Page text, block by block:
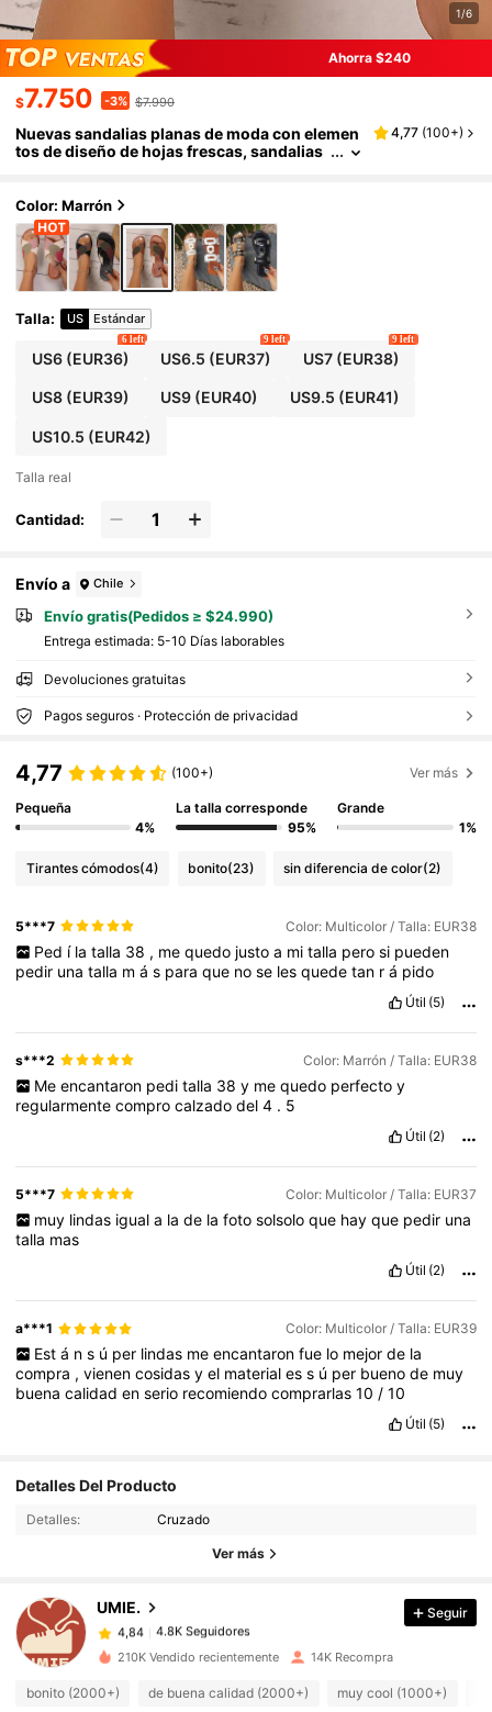
1/6
Ahorra $240
$7.750 -3% $7.990
Nuevas sandalias planas de moda con elemen
tos de diseño de hojas frescas, sandalias
cnics al aire libre, color rosa y blanco
4,77 (100+)
Color: Marrón
Talla: US Estándar
US6(EUR36)
6 left
US6.5 (EUR37)
9 left
US7(EUR38)
9 left
US8(EUR39) US9 (EUR40) US9.5 (EUR41)
US10.5 (EUR42)
Talla real
Cantidad:
Envío a Chile
Envío gratis(Pedidos ≥ $24.990)
Entrega estimada: 5-10 Días laborables
Devoluciones gratuitas
Pagos seguros · Protección de privacidad
4,77 (100+) Ver más
Pequeña
4%
La talla corresponde
95%
Grande
1%
Tirantes cómodos(4) bonito(23) sin diferencia de color(2)
5***7 Color: Multicolor / Talla: EUR38
Ped í la talla 38 , me quedo justo a mi talla pero si pueden
pedir unatalla más paraque nose lesquedetan rá pido
Útil (5)
s***2 Color: Marrón / Talla: EUR38
Me encantaron pedi talla 38 y me quedo perfecto y
regularmentecomprocalzadodel4 . 5
Útil (2)
5***7 Color: Multicolor / Talla: EUR37
muy lindas igual a la de la foto solsolo que hay que pedir una
talla mas
Útil (2)
a***1 Color: Multicolor / Talla: EUR39
Est á n s ú per lindas me encantaron fue lo mejor de la
compra ,vienencosidasyel materialess ú per buenode muy
buenacalidadenserio recomiendocomprarlas10 /10
Útil (5)
Detalles Del Producto
Detalles: Cruzado
Ver más
UMIE.
4,84 4.8K Seguidores
4.8K Seguidores
4,84
4.8K Seguidores
w***o pagóHace 1 día
Seguir
210K Vendido recientemente 14K Recompra
bonito (2000+) de buena calidad (2000+) muy cool (1000+)